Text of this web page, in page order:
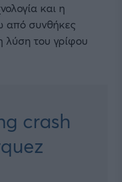
και η
από συνθήκες
λύση του γρίφου
crash